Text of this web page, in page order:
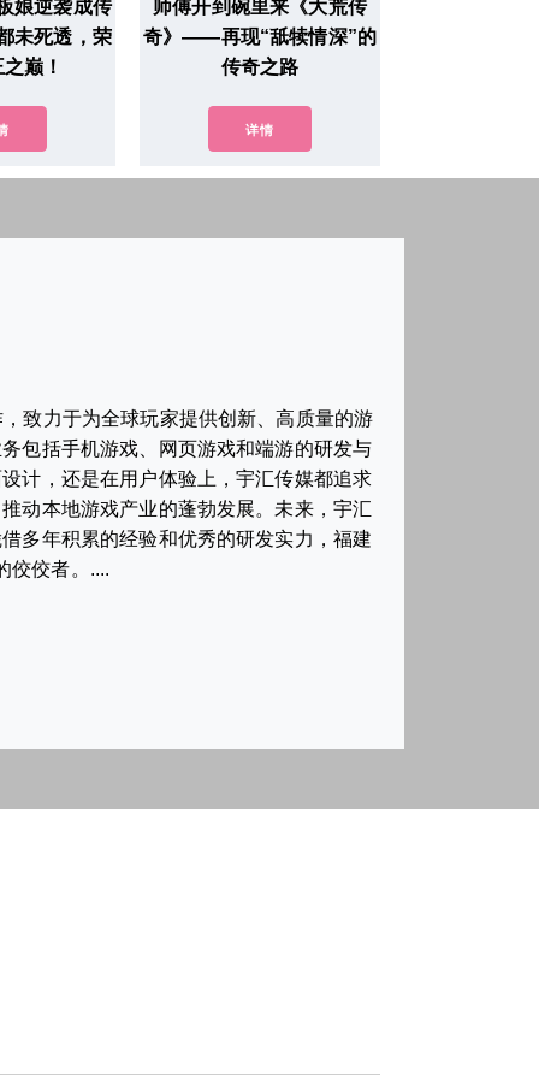
娘逆袭成传
未死透，荣
巅！
师傅开到碗里来《大荒传
奇》——再现“舐犊情深”的
传奇之路
详情
致力于为全球玩家提供创新、高质量的游
包括手机游戏、网页游戏和端游的研发与
计，还是在用户体验上，宇汇传媒都追求
动本地游戏产业的蓬勃发展。未来，宇汇
多年积累的经验和优秀的研发实力，福建
佼佼者。....